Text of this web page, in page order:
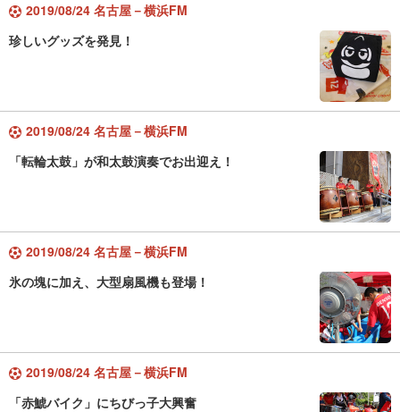
2019/08/24 名古屋－横浜FM
珍しいグッズを発見！
2019/08/24 名古屋－横浜FM
「転輪太鼓」が和太鼓演奏でお出迎え！
2019/08/24 名古屋－横浜FM
氷の塊に加え、大型扇風機も登場！
2019/08/24 名古屋－横浜FM
「赤鯱バイク」にちびっ子大興奮